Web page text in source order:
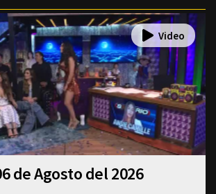
de Agosto del 2026